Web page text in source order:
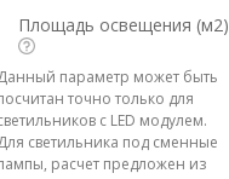
Площадь освещения (м2)
параметр может быть
точно только для
с LED модулем.
светильника под сменные
расчет предложен из